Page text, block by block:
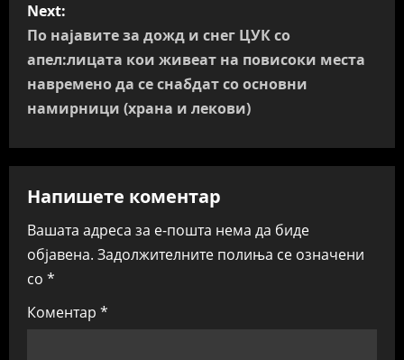
t
n
a
v
i
g
a
t
Next:
По најавите за дожд и снег ЦУК со
апел:лицата кои живеат на повисоки места
навремено да се снабдат со основни
намирници (храна и лекови)
Напишете коментар
Вашата адреса за е-пошта нема да биде
објавена. Задолжителните полиња се означени
со *
Коментар *